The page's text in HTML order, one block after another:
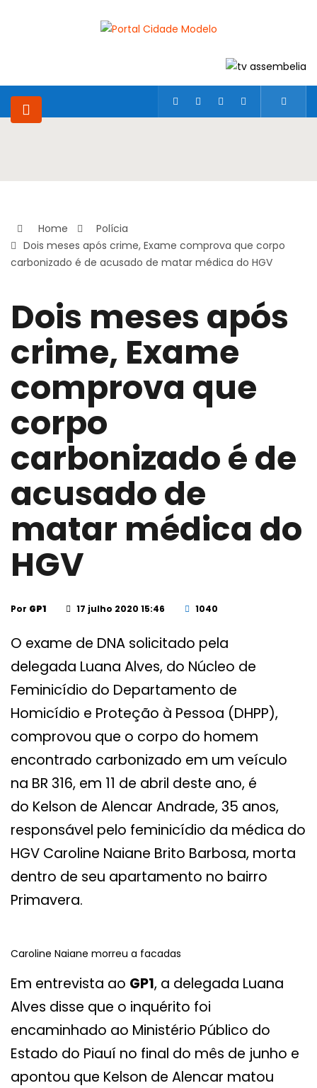
Home
Polícia
Dois meses após crime, Exame comprova que corpo
carbonizado é de acusado de matar médica do HGV
Dois meses após
crime, Exame
comprova que
corpo
carbonizado é de
acusado de
matar médica do
HGV
Por GP1 17 julho 2020 15:46 1040
O exame de DNA solicitado pela
delegada Luana Alves, do Núcleo de
Feminicídio do Departamento de
Homicídio e Proteção à Pessoa (DHPP),
comprovou que o corpo do homem
encontrado carbonizado em um veículo
na BR 316, em 11 de abril deste ano, é
do Kelson de Alencar Andrade, 35 anos,
responsável pelo feminicídio da médica do
HGV Caroline Naiane Brito Barbosa, morta
dentro de seu apartamento no bairro
Primavera.
Caroline Naiane morreu a facadas
Em entrevista ao GP1, a delegada Luana
Alves disse que o inquérito foi
encaminhado ao Ministério Público do
Estado do Piauí no final do mês de junho e
apontou que Kelson de Alencar matou